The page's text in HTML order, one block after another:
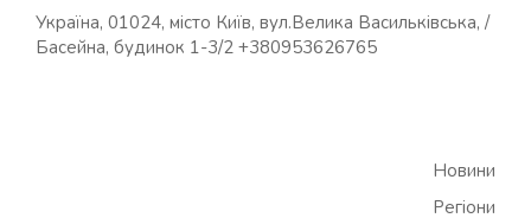
Україна, 01024, місто Київ, вул.Велика Васильківська, /
Басейна, будинок 1-3/2 +380953626765
Новини
Регіони